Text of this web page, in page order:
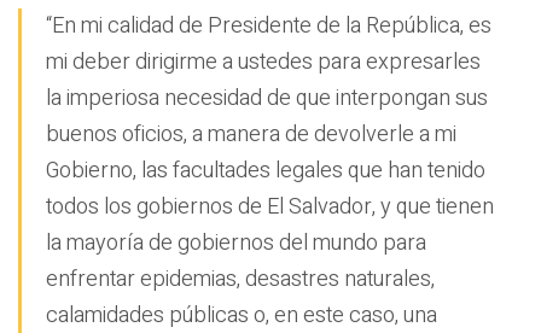
“En mi calidad de Presidente de la República, es
mi deber dirigirme a ustedes para expresarles
la imperiosa necesidad de que interpongan sus
buenos oficios, a manera de devolverle a mi
Gobierno, las facultades legales que han tenido
todos los gobiernos de El Salvador, y que tienen
la mayoría de gobiernos del mundo para
enfrentar epidemias, desastres naturales,
calamidades públicas o, en este caso, una